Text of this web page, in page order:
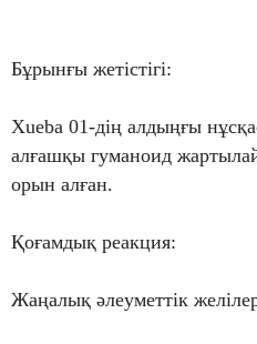
Бұрынғы жетістігі:
Xueba 01-дің алдыңғы
алғашқы гуманоид
орын алған.
Қоғамдық реакция:
Жаңалық әлеуметтік